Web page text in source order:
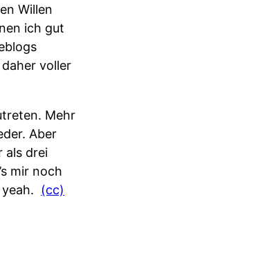
Willen
ich gut
voller
Mehr
Aber
als drei
mir noch
(cc)